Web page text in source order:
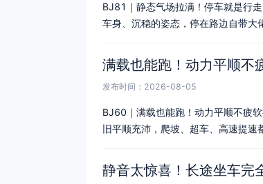
BJ81｜静态气场拉满！停车就是行
车身、沉稳的姿态，停在路边自带大
满载也能跑！动力平顺不
发布时间：2026-08-05
BJ60｜满载也能跑！动力平顺不疲
旧平顺充沛，爬坡、超车、高速提
静音太惊喜！长途坐车完